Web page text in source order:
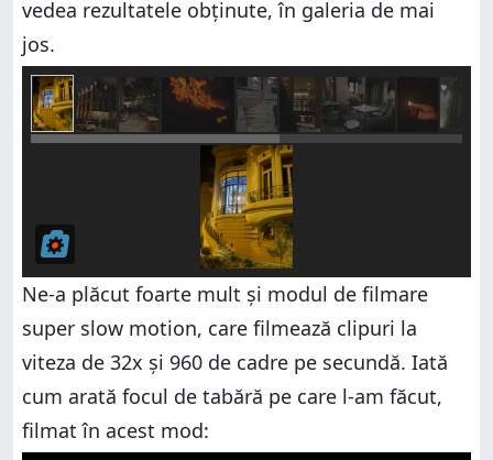
vedea rezultatele obținute, în galeria de mai
jos.
Ne-a plăcut foarte mult și modul de filmare
super slow motion, care filmează clipuri la
viteza de 32x și 960 de cadre pe secundă. Iată
cum arată focul de tabără pe care l-am făcut,
filmat în acest mod: